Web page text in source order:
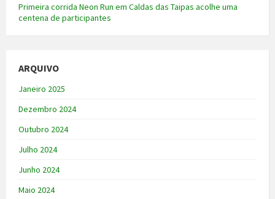
Primeira corrida Neon Run em Caldas das Taipas acolhe uma
centena de participantes
ARQUIVO
Janeiro 2025
Dezembro 2024
Outubro 2024
Julho 2024
Junho 2024
Maio 2024